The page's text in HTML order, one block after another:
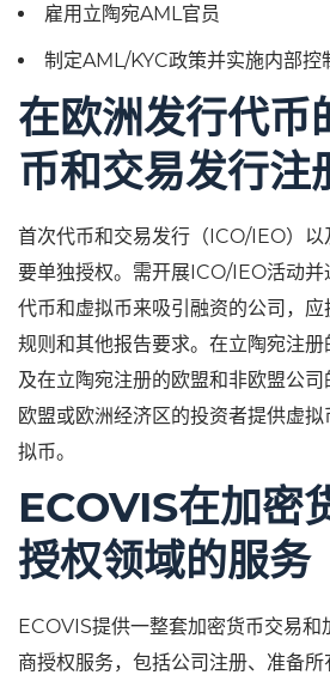
雇用立陶宛AML官员
制定AML/KYC政策并实施内部控
在欧洲发行代币
币和交易发行注
首次代币和交易发行（ICO/IEO）以
要单独授权。需开展ICO/IEO活动并
代币和虚拟币来吸引融资的公司，
规则和其他报告要求。在立陶宛注
及在立陶宛注册的欧盟和非欧盟公
欧盟或欧洲经济区的投资者提供虚
拟币。
ECOVIS在加密
授权领域的服务
ECOVIS提供一整套加密货币交易和
商授权服务，包括公司注册、准备